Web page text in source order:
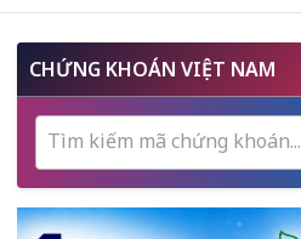
CHỨNG KHOÁN VIỆT NAM
Tìm kiếm mã chứng khoán...